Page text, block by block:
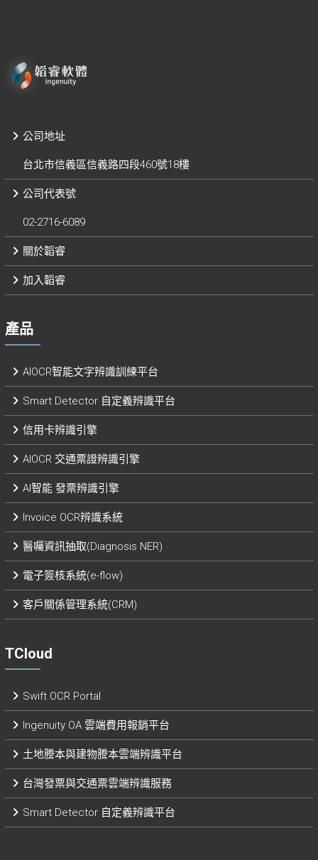
公司地址
台北市信義區信義路四段460號18樓
公司代表號
02-2716-6089
關於韜睿
加入韜睿
產品
AIOCR智能文字辨識訓練平台
Smart Detector 自定義辨識平台​
信用卡辨識引擎
AIOCR 交通票證辨識引擎
AI智能 發票辨識引擎​
Invoice OCR辨識系統
醫囑資訊抽取(Diagnosis NER)
電子簽核系統(e-flow)
客戶關係管理系統(CRM)
TCloud
Swift OCR Portal
Ingenuity OA 雲端費用報銷平台
土地謄本與建物謄本雲端辨識平台
台灣發票與交通票雲端辨識服務
Smart Detector 自定義辨識平台​